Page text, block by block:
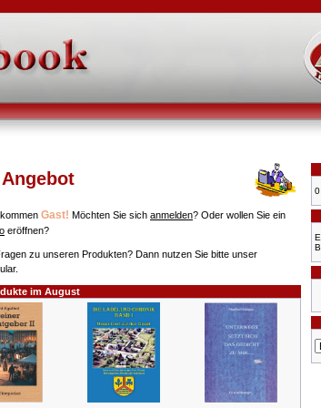
Gast! Möchten Sie sich anmelden? Oder wollen Sie ein
eröffnen?
zu unseren Produkten? Dann nutzen Sie bitte unser
im August